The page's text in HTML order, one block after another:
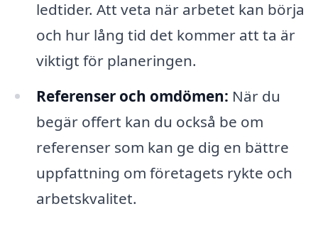
ledtider. Att veta när arbetet kan börja
och hur lång tid det kommer att ta är
viktigt för planeringen.
Referenser och omdömen: När du
begär offert kan du också be om
referenser som kan ge dig en bättre
uppfattning om företagets rykte och
arbetskvalitet.